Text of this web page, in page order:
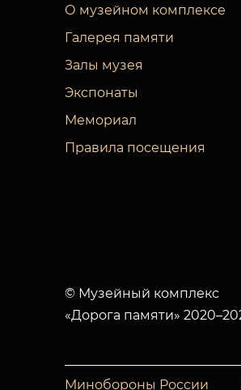
О музейном комплексе
Галерея памяти
Залы музея
Экспонаты
Мемориал
Правила посещения
© Музейный комплекс
«Дорога памяти»
Минобороны России